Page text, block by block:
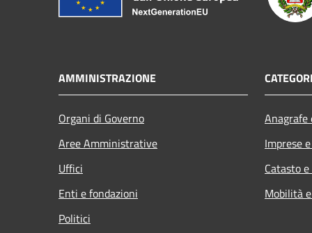
AMMINISTRAZIONE
Organi di Governo
Aree Amministrative
Uffici
Enti e fondazioni
Politici
Imprese
Catasto
Mobilità